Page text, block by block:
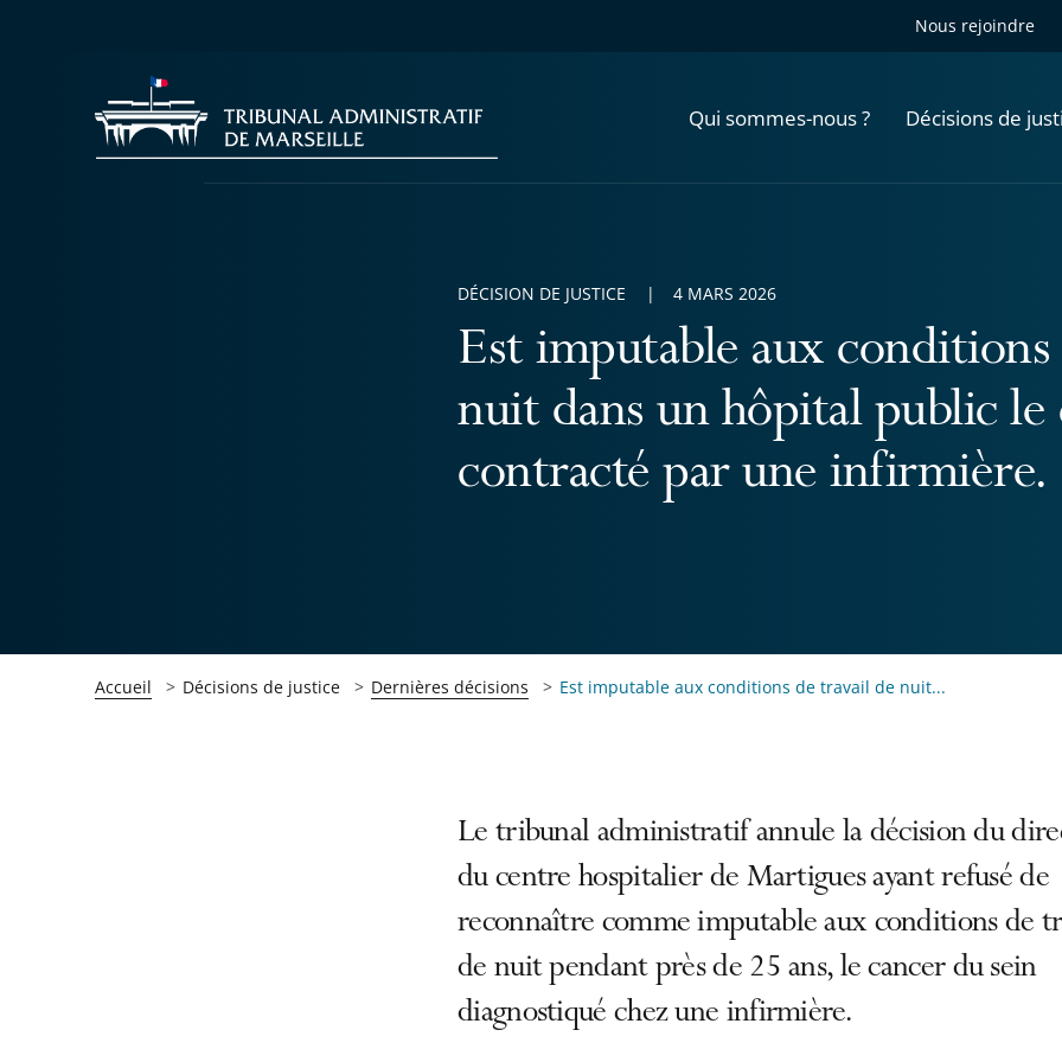
Nous rejoindre
Qui sommes-nous ? Décisions de
Est imputable aux
nuit dans un hôpital public le
contracté par une infirmière.
DÉCISION DE JUSTICE 4 MARS 2026
Accueil Décisions de justice Dernières décisions Est imputable aux conditions de travail de nuit...
Le tribunal administratif annule la décision du
du centre hospitalier de Martigues ayant refusé de
reconnaître comme imputable aux conditions de
de nuit pendant près de 25 ans, le cancer du sein
diagnostiqué chez une infirmière.